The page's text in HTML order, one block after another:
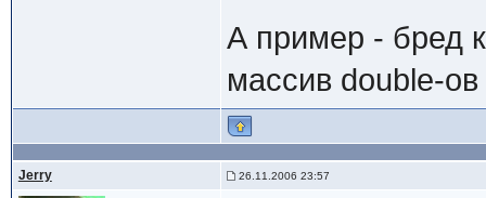
А пример - бред
массив double-
Jerry 26.11.2006 23:57